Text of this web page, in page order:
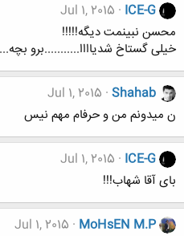
ICE-G
Jul 1, 2015
محسن نبینمت دیگه!!!!!
خیلی گستاخ شدیاااا...........برو
Shahab
Jul 1, 2015
ن میدونم من و حرفام مهم نیس
ICE-G
Jul 1, 2015
بای آقا شهاب!!!
MoHsEN M.P
Jul 1, 2015